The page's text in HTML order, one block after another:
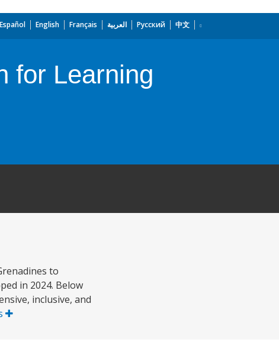
Español English Français العربية Русский 中文
for Learning
to
in 2024. Below
inclusive, and